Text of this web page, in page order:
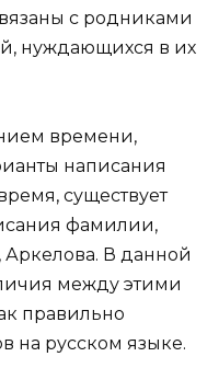
с родниками
нуждающихся в их
времени,
написания
существует
фамилии,
Аркелова. В данной
между этими
правильно
на русском языке.